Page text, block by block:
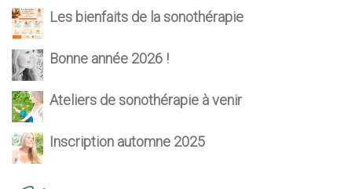
Les bienfaits de la sonothérapie
Bonne année 2026 !
Ateliers de sonothérapie à venir
Inscription automne 2025